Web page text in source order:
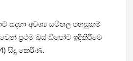
සදහා අවශ්‍ය යටිතල පහසුකම්
ප්‍රථම බස් ඩිපෝව ඉදිකිරීමේ
සිදු කෙරිණ.